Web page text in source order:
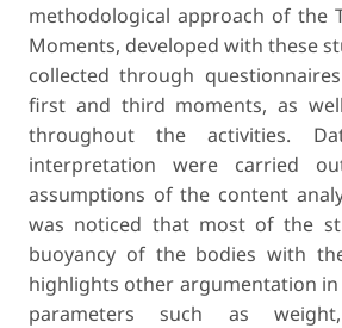
methodological approach of the
Moments, developed with these
collected through
first and third moments, as
throughout the activities.
interpretation were carried
assumptions of the content
was noticed that most of the
buoyancy of the bodies with
highlights other argumentation
parameters such as